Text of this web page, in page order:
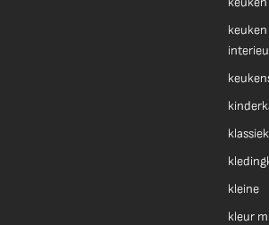
keuken
klassiek
kleine
kleur